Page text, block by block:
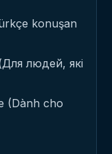
konuşan
людей, які
(Dành cho